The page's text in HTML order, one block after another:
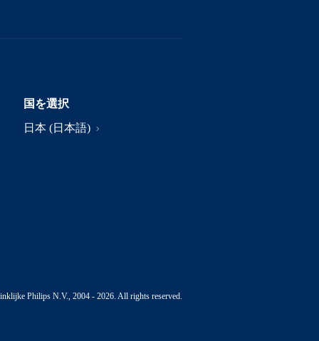
国を選択
日本 (日本語)
Philips N.V., 2004 - 2026. All rights reserved.